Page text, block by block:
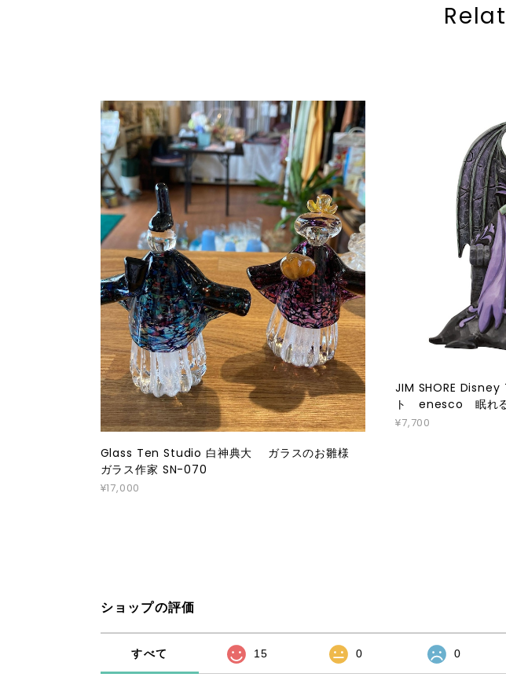
Glass Ten Studio 白神典大 ガラスのお雛様
ガラス作家 SN-070
¥17,000
JIM SHORE
ト enesco 眠れ
¥7,700
ショップの評価
すべて 15 0 0